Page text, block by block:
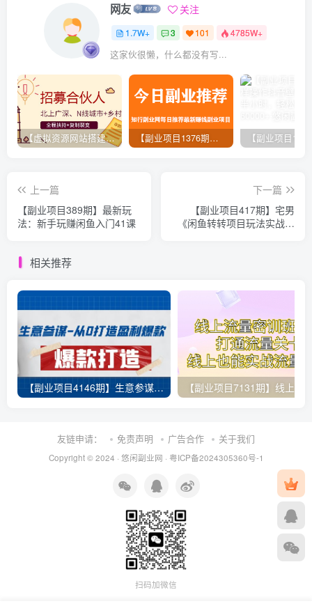
网友 关注
1.7W+ 3 101 4785W+
这家伙很懒，什么都没有写...
【虚拟资源网站搭建服务】加盟本站系统，做一个和本站一样的独立网站，躺赚的项目 【副业项目1376期】龟课最新闲鱼项目玩法实战教程_全新升级月收益几千到几万
上一篇
【副业项目389期】最新玩
法：新手玩赚闲鱼入门41课
下一篇
【副业项目417期】宅男
《闲鱼转转项目玩法实战班
相关推荐
【副业项目4146期】生意参谋-从0打造盈利爆款：手把手教您打造爆款多种玩法
友链申请： 免责声明 广告合作 关于我们
Copyright © 2024 · 悠闲副业网 · 粤ICP备2024305360号-1
扫码加微信